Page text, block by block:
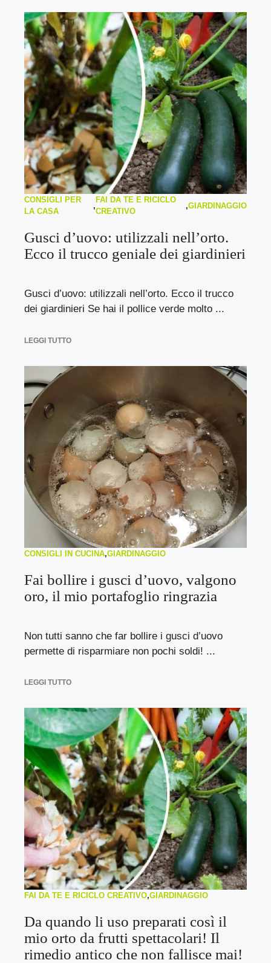
CONSIGLI PER
LA CASA
,
FAI DA TE E RICICLO
CREATIVO
,GIARDINAGGIO
Gusci d’uovo: utilizzali nell’orto.
Ecco il trucco geniale dei giardinieri
Gusci d’uovo: utilizzali nell’orto. Ecco il trucco
dei giardinieri Se hai il pollice verde molto ...
LEGGI TUTTO
CONSIGLI IN CUCINA,GIARDINAGGIO
Fai bollire i gusci d’uovo, valgono
oro, il mio portafoglio ringrazia
Non tutti sanno che far bollire i gusci d’uovo
permette di risparmiare non pochi soldi! ...
LEGGI TUTTO
FAI DA TE E RICICLO CREATIVO,GIARDINAGGIO
Da quando li uso preparati così il
mio orto da frutti spettacolari! Il
rimedio antico che non fallisce mai!